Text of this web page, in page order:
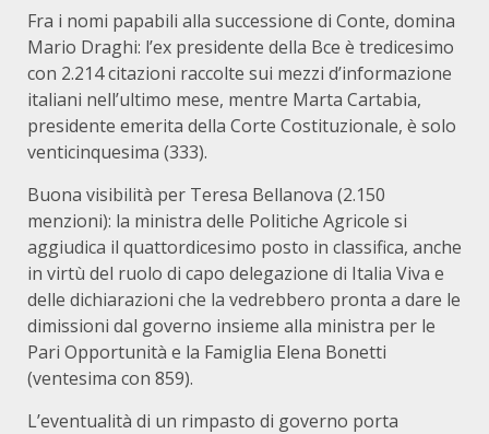
Fra i nomi papabili alla successione di Conte, domina
Mario Draghi: l’ex presidente della Bce è tredicesimo
con 2.214 citazioni raccolte sui mezzi d’informazione
italiani nell’ultimo mese, mentre Marta Cartabia,
presidente emerita della Corte Costituzionale, è solo
venticinquesima (333).
Buona visibilità per Teresa Bellanova (2.150
menzioni): la ministra delle Politiche Agricole si
aggiudica il quattordicesimo posto in classifica, anche
in virtù del ruolo di capo delegazione di Italia Viva e
delle dichiarazioni che la vedrebbero pronta a dare le
dimissioni dal governo insieme alla ministra per le
Pari Opportunità e la Famiglia Elena Bonetti
(ventesima con 859).
L’eventualità di un rimpasto di governo porta